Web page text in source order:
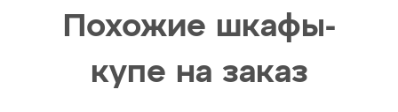
Похожие шкафы-
купе на заказ